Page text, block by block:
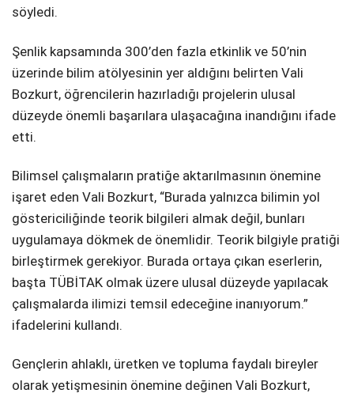
söyledi.
Şenlik kapsamında 300’den fazla etkinlik ve 50’nin
üzerinde bilim atölyesinin yer aldığını belirten Vali
Bozkurt, öğrencilerin hazırladığı projelerin ulusal
düzeyde önemli başarılara ulaşacağına inandığını ifade
etti.
Bilimsel çalışmaların pratiğe aktarılmasının önemine
işaret eden Vali Bozkurt, “Burada yalnızca bilimin yol
göstericiliğinde teorik bilgileri almak değil, bunları
uygulamaya dökmek de önemlidir. Teorik bilgiyle pratiği
birleştirmek gerekiyor. Burada ortaya çıkan eserlerin,
başta TÜBİTAK olmak üzere ulusal düzeyde yapılacak
çalışmalarda ilimizi temsil edeceğine inanıyorum.”
ifadelerini kullandı.
Gençlerin ahlaklı, üretken ve topluma faydalı bireyler
olarak yetişmesinin önemine değinen Vali Bozkurt,